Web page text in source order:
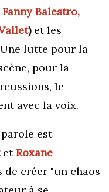
Fanny Balestro,
) et les
lutte pour la
pour la
le
avec la voix.
est
etRoxane
créer "un chaos